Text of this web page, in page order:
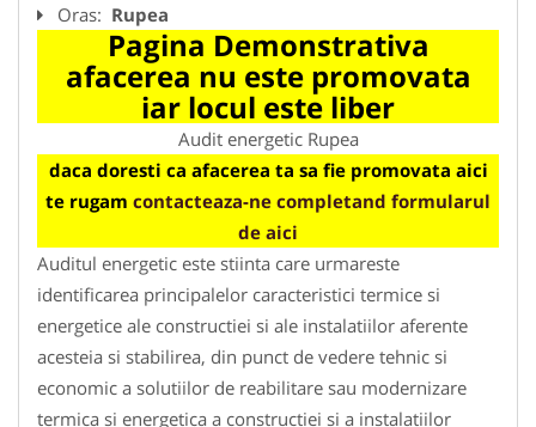
Oras: Rupea
Pagina Demonstrativa
afacerea nu este promovata
iar locul este liber
Audit energetic Rupea
daca doresti ca afacerea ta sa fie promovata aici
te rugam contacteaza-ne completand formularul
de aici
Auditul energetic este stiinta care urmareste
identificarea principalelor caracteristici termice si
energetice ale constructiei si ale instalatiilor aferente
acesteia si stabilirea, din punct de vedere tehnic si
economic a solutiilor de reabilitare sau modernizare
termica si energetica a constructiei si a instalatiilor